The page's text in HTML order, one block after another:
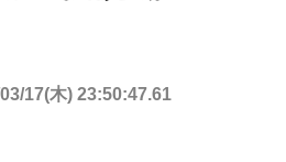
17(木) 23:50:47.61